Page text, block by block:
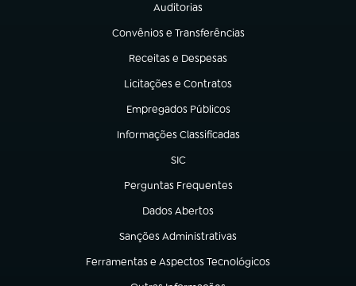
Auditorias
(abre em nova aba)
Convênios e Transferências
(abre em nova aba)
Receitas e Despesas
(abre em nova aba)
Licitações e Contratos
(abre em nova aba)
Empregados Públicos
(abre em nova aba)
Informações Classificadas
(abre em nova aba)
SIC
(abre em nova aba)
Perguntas Frequentes
(abre em nova aba)
Dados Abertos
(abre em nova aba)
Sanções Administrativas
(abre em nova aba)
Ferramentas e Aspectos Tecnológicos
(abre em nova aba)